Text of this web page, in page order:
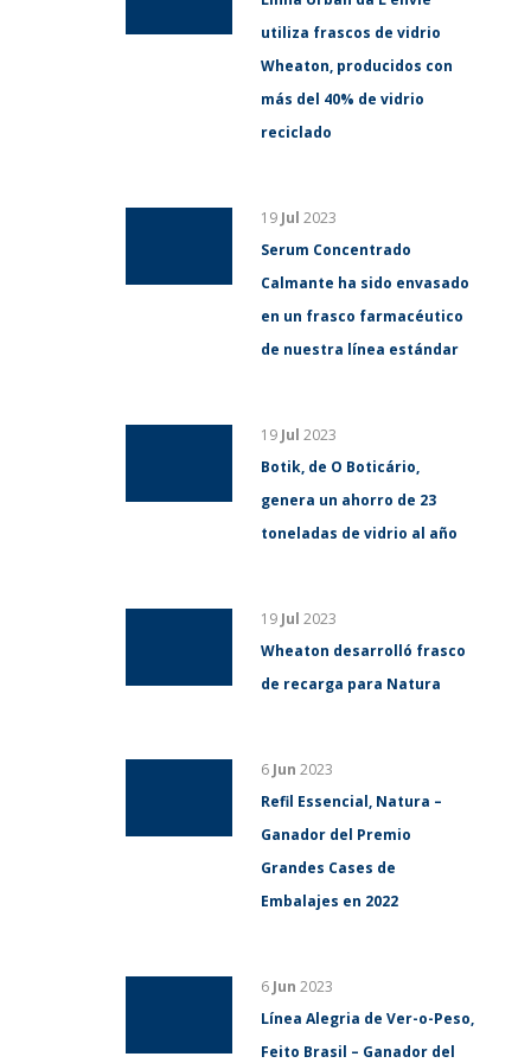
utiliza frascos de vidrio
Wheaton, producidos con
más del 40% de vidrio
reciclado
19 Jul 2023
Serum Concentrado
Calmante ha sido envasado
en un frasco farmacéutico
de nuestra línea estándar
19 Jul 2023
Botik, de O Boticário,
genera un ahorro de 23
toneladas de vidrio al año
19 Jul 2023
Wheaton desarrolló frasco
de recarga para Natura
6 Jun 2023
Refil Essencial, Natura –
Ganador del Premio
Grandes Cases de
Embalajes en 2022
6 Jun 2023
Línea Alegria de Ver-o-Peso,
Feito Brasil – Ganador del